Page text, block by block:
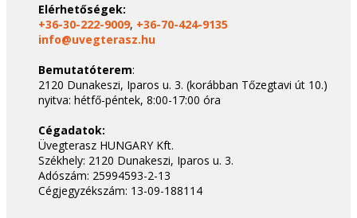
Elérhetőségek:
+36-30-222-9009, +36-70-424-9135
info@uvegterasz.hu
Bemutatóterem:
2120 Dunakeszi, Iparos u. 3. (korábban Tőzegtavi út 10.)
nyitva: hétfő-péntek, 8:00-17:00 óra
Cégadatok:
Üvegterasz HUNGARY Kft.
Székhely: 2120 Dunakeszi, Iparos u. 3.
Adószám: 25994593-2-13
Cégjegyzékszám: 13-09-188114